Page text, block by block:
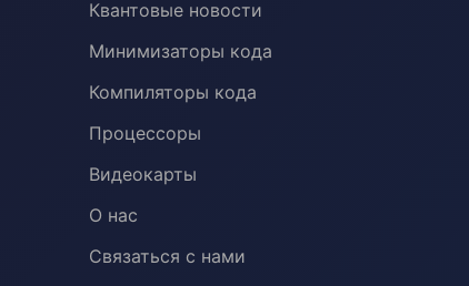
Квантовые новости
Минимизаторы кода
Компиляторы кода
Процессоры
Видеокарты
О нас
Связаться с нами